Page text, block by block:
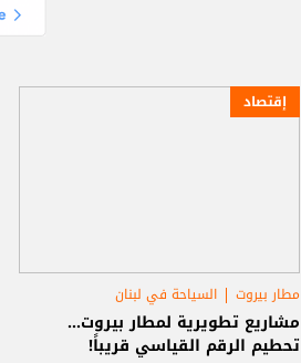
إقتصاد
مطار بيروت
السياحة في لبنان
التيار الكهربائي
مشاريع تطويرية لمطار بيروت...
تحطيم الرقم القياسي قريباً!